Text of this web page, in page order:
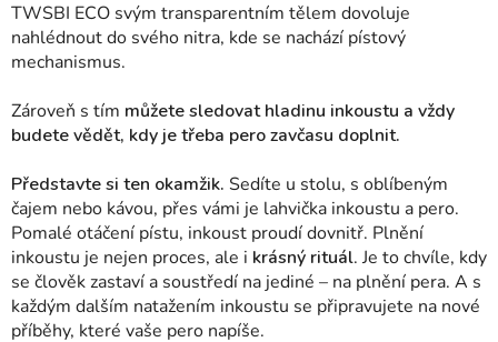
TWSBI ECO svým transparentním tělem dovoluje
nahlédnout do svého nitra, kde se nachází pístový
mechanismus.
Zároveň s tím můžetesledovat hladinu inkoustu a vždy
budete vědět, kdy je třeba pero zavčasu doplnit.
Představte si ten okamžik. Sedíte u stolu, s oblíbeným
čajem nebo kávou, přes vámi je lahvička inkoustu a pero.
Pomalé otáčení pístu, inkoust proudí dovnitř. Plnění
inkoustu je nejen proces, ale i krásný rituál. Je to chvíle, kdy
se člověk zastaví a soustředí na jediné – na plnění pera. A s
každým dalším natažením inkoustu se připravujete na nové
příběhy, které vaše pero napíše.